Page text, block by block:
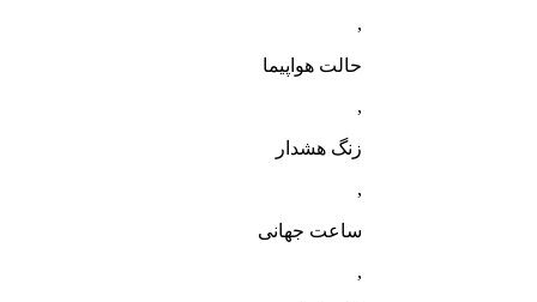
,
حالت هواپیما
,
زنگ هشدار
,
ساعت جهانی
,